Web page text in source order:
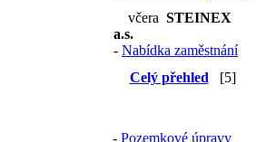
včera STEINEX
a.s.
- Nabídka zaměstnání
Celý přehled[5]
- Pozemkové úpravy